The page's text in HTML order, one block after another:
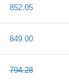
852.05
849.00
794.28